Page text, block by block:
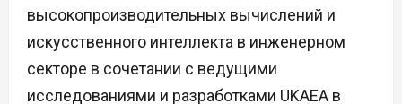
высокопроизводительных вычислений и
искусственного интеллекта в инженерном
секторе в сочетании с ведущими
исследованиями и разработками UKAEA в